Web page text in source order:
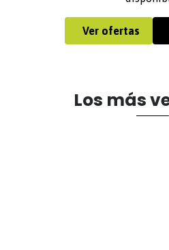
Ver ofertas
Los más